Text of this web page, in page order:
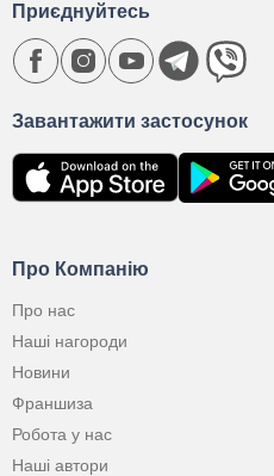
Про Компанію
Про нас
Наші нагороди
Новини
Франшиза
Робота у нас
Наші автори
Завантажити застосунок
Приєднуйтесь